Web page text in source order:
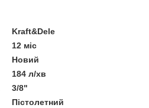
Kraft&Dele
12 міс
Новий
184 л/хв
3/8"
Пістолетний